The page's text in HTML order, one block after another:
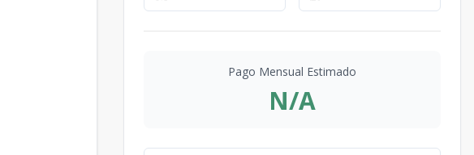
Pago Mensual Estimado
N/A